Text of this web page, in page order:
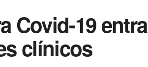
Covid-19 entra
clínicos